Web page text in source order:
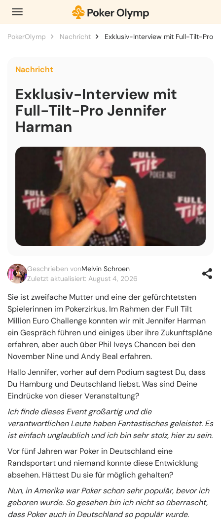
PokerOlymp Nachricht Exklusiv-Interview mit Full-Tilt-Pro
Nachricht
Exklusiv-Interview mit
Full-Tilt-Pro Jennifer
Harman
Geschrieben vonMelvin Schroen
Zuletzt aktualisiert: August 4, 2026
Sie ist zweifache Mutter und eine der gefürchtetsten
Spielerinnen im Pokerzirkus. Im Rahmen der Full Tilt
Million Euro Challenge konnten wir mit Jennifer Harman
ein Gespräch führen und einiges über ihre Zukunftspläne
erfahren, aber auch über Phil Iveys Chancen bei den
November Nine und Andy Beal erfahren.
Hallo Jennifer, vorher auf dem Podium sagtest Du, dass
Du Hamburg und Deutschland liebst. Was sind Deine
Eindrücke von dieser Veranstaltung?
Ich finde dieses Event großartig und die
verantwortlichen Leute haben Fantastisches geleistet. Es
ist einfach unglaublich und ich bin sehr stolz, hier zu sein.
Vor fünf Jahren war Poker in Deutschland eine
Randsportart und niemand konnte diese Entwicklung
absehen. Hättest Du sie für möglich gehalten?
Nun, in Amerika war Poker schon sehr populär, bevor ich
geboren wurde. So gesehen bin ich nicht so überrascht,
dass Poker auch in Deutschland so populär wurde.